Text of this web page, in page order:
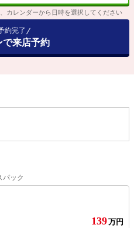
カレンダーから日時を選択してください
約完了
で来店予約
ック
139万円